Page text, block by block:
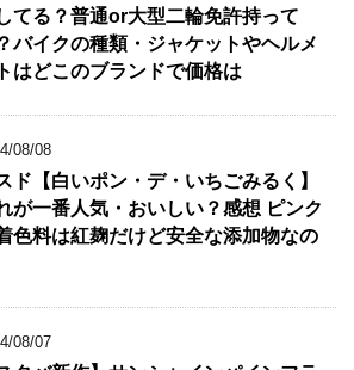
てる？普通or大型二輪免許持って
バイクの種類・ジャケットやヘルメ
はどこのブランドで価格は
08/08
ド【白いポン・デ・いちごみるく】
が一番人気・おいしい？感想 ピンク
色料は紅麹だけど安全な添加物なの
08/07